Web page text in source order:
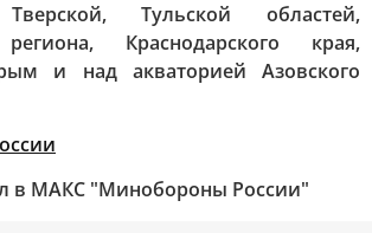
Тульской областей,
Краснодарского края,
и над акваторией Азовского
в МАКС "Минобороны России"